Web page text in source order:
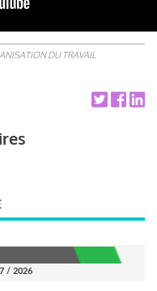
DU TRAVAIL
/ 2026